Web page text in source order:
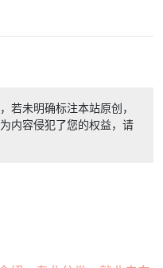
若未明确标注本站原创，
内容侵犯了您的权益，请